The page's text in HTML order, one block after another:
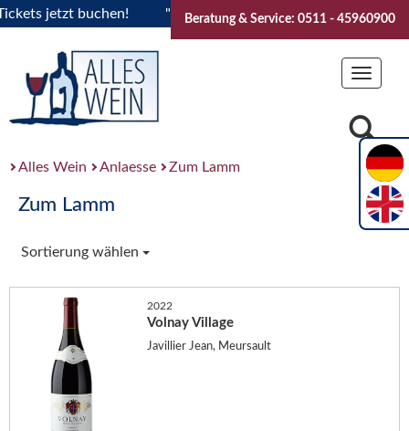
jetzt buchen! "Das Sommerfest 2026" Vive la
Beratung & Service: 0511 - 45960900
Toggle
Alles Wein Anlaesse Zum Lamm
Zum Lamm
Sortierung wählen
2022
Volnay Village
Javillier Jean, Meursault